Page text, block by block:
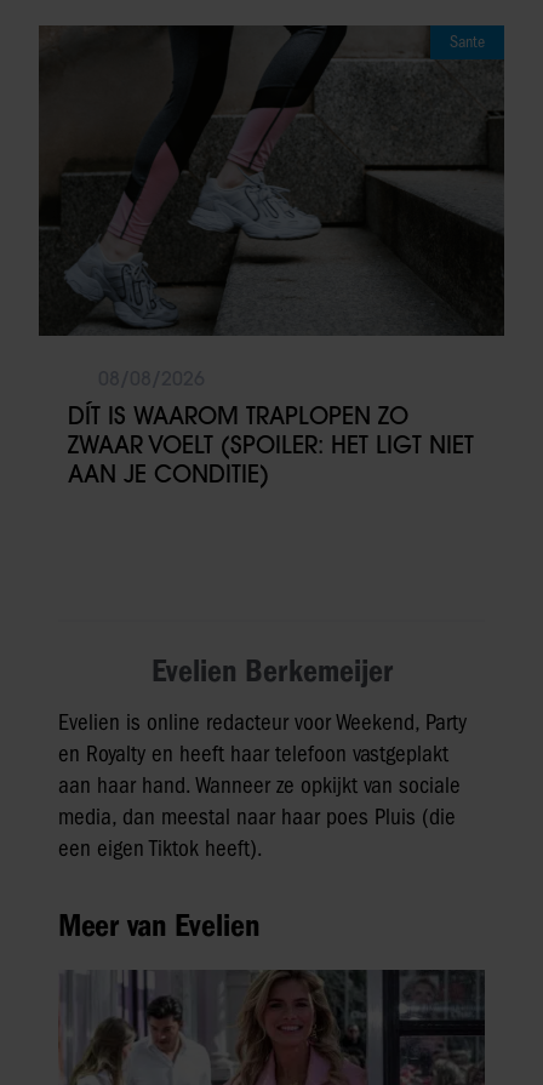
Sante
DÍT IS WAAROM TRAPLOPEN ZO
ZWAAR VOELT (SPOILER: HET LIGT NIET
AAN JE CONDITIE)
Evelien Berkemeijer
Evelien is online redacteur voor Weekend, Party
en Royalty en heeft haar telefoon vastgeplakt
aan haar hand. Wanneer ze opkijkt van sociale
media, dan meestal naar haar poes Pluis (die
een eigen Tiktok heeft).
Meer van Evelien